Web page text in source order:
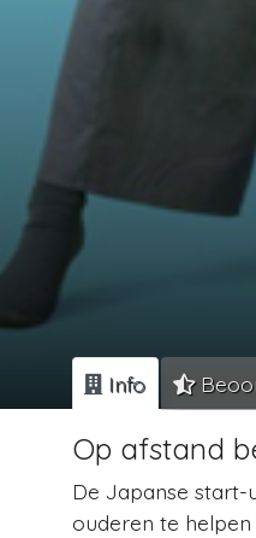
Info
Op afstand
De Japanse
ouderen te